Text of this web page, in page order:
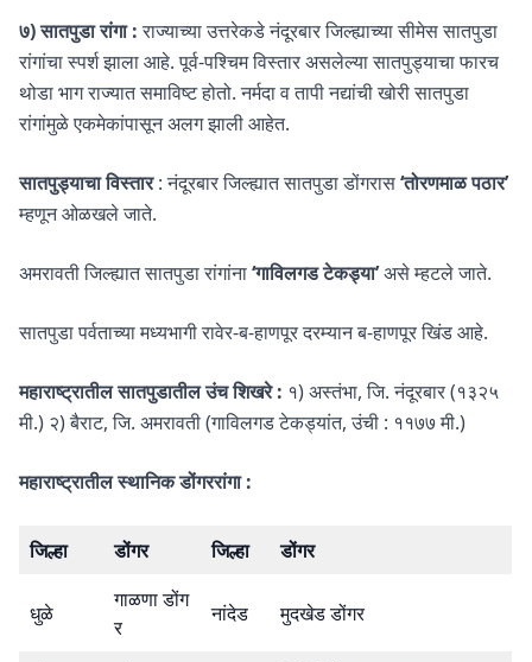
७) सातपुडा रांगा :राज्याच्या उत्तरेकडे नंदूरबार जिल्ह्याच्या सीमेस सातपुडा
रांगांचा स्पर्श झाला आहे. पूर्व-पश्चिम विस्तार असलेल्या सातपुड्याचा फारच
थोडा भाग राज्यात समाविष्ट होतो. नर्मदा व तापी नद्यांची खोरी सातपुडा
रांगांमुळे एकमेकांपासून अलग झाली आहेत.
सातपुड्याचा विस्तार: नंदूरबार जिल्ह्यात सातपुडा डोंगरास‘तोरणमाळ पठार’
म्हणून ओळखले जाते.
अमरावती जिल्ह्यात सातपुडा रांगांना‘गाविलगड टेकड्या’असे म्हटले जाते.
सातपुडा पर्वताच्या मध्यभागी रावेर-ब-हाणपूर दरम्यान ब-हाणपूर खिंड आहे.
महाराष्ट्रातील सातपुडातील उंच शिखरे : १) अस्तंभा, जि. नंदूरबार (१३२५
मी.) २) बैराट, जि. अमरावती (गाविलगड टेकड्यांत, उंची : ११७७ मी.)
महाराष्ट्रातील स्थानिक डोंगररांगा :
जिल्हा डोंगर जिल्हा डोंगर
धुळे
गाळणा डोंग
र
नांदेड मुदखेड डोंगर